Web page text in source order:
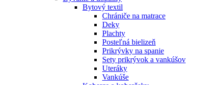
Bytový textil
Chrániče na matrace
Deky
Plachty
Posteľná bielizeň
Prikrývky na spanie
Sety prikrývok a vankúšov
Uteráky
Vankúše